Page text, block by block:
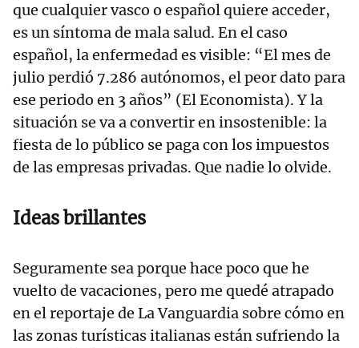
que cualquier vasco o español quiere acceder,
es un síntoma de mala salud. En el caso
español, la enfermedad es visible: “El mes de
julio perdió 7.286 autónomos, el peor dato para
ese periodo en 3 años” (El Economista). Y la
situación se va a convertir en insostenible: la
fiesta de lo público se paga con los impuestos
de las empresas privadas. Que nadie lo olvide.
Ideas brillantes
Seguramente sea porque hace poco que he
vuelto de vacaciones, pero me quedé atrapado
en el reportaje de La Vanguardia sobre cómo en
las zonas turísticas italianas están sufriendo la